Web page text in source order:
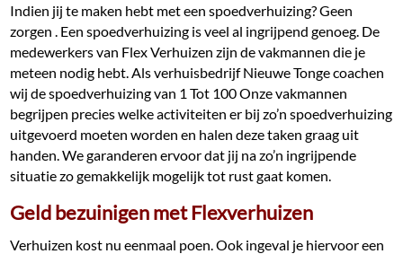
Indien jij te maken hebt met een spoedverhuizing? Geen
zorgen . Een spoedverhuizing is veel al ingrijpend genoeg. De
medewerkers van Flex Verhuizen zijn de vakmannen die je
meteen nodig hebt. Als verhuisbedrijf Nieuwe Tonge coachen
wij de spoedverhuizing van 1 Tot 100 Onze vakmannen
begrijpen precies welke activiteiten er bij zo’n spoedverhuizing
uitgevoerd moeten worden en halen deze taken graag uit
handen. We garanderen ervoor dat jij na zo’n ingrijpende
situatie zo gemakkelijk mogelijk tot rust gaat komen.
Geld bezuinigen met Flexverhuizen
Verhuizen kost nu eenmaal poen. Ook ingeval je hiervoor een